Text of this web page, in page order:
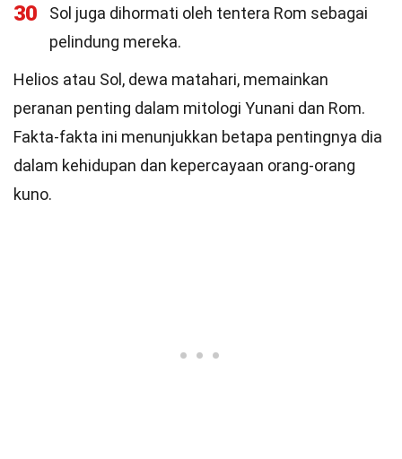
30
Sol juga dihormati oleh tentera Rom sebagai
pelindung mereka.
Helios atau Sol, dewa matahari, memainkan
peranan penting dalam mitologi Yunani dan Rom.
Fakta-fakta ini menunjukkan betapa pentingnya dia
dalam kehidupan dan kepercayaan orang-orang
kuno.